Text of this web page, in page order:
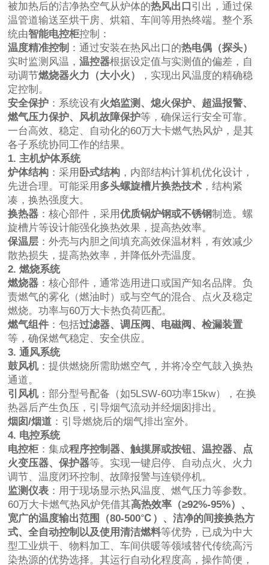
被加热后的洁净热空气从炉体的热风出口 引出，通过保
温管道输送至烘干房、烘箱、车间等用热终端。整个系
统由智能电控柜控制：
温度精准控制 ：通过安装在热风出口的热电偶（探头）
实时监测风温，温控器根据设定值与实测值的偏差，自
动调节燃烧器火力（大小火）
，实现出风温度的精确稳
定控制。
安全保护 ：系统设有火焰监测、熄火保护、超温报警、
燃气压力保护、风机故障保护等，确保运行安全可靠。
一台高效、稳定、自动化的60万大卡燃气热风炉，是其
各子系统协同工作的结果。
1. 主机炉体系统
炉体结构 ：采用 卧式结构 ，内部结构计算机优化设计，
先进合理。可能采用 多头螺旋槽片换热技术 ，结构紧
凑，换热强度大。
换热器 ：核心部件，采用优质锅炉钢或不锈钢制造。螺
旋槽片等设计能强化换热效果，提高热效率。
保温层 ：外壳与内胆之间填充高效保温材料，有效减少
散热损失，提高热效率，并降低外壳温度。
2. 燃烧系统
燃烧器 ：核心部件，通常选用进口或国产知名品牌。负
责燃气的雾化（燃油时）或与空气的混合、点火及稳定
燃烧。功率与60万大卡热负荷匹配。
燃气组件 ：包括过滤器、调压阀、电磁阀、检漏装置
等，确保燃气稳定、安全供应。
3. 通风系统
鼓风机：提供燃烧所需助燃空气，并将冷空气鼓入换热
通道。
引风机：部分型号配备（如5LSW-60功率15kw），在换
热器后产生负压，引导烟气流动并经烟囱排出。
烟囱/烟道 ：引导燃烧后的烟气排出室外。
4. 电控系统
电控柜 ：集成程序控制器、触摸屏或按钮、温控器、点
火变压器、保护器等。实现一键启停、自动点火、火力
调节、温度闭环控制、故障报警与连锁停机。
监测仪表 ：用于现场显示热风温度、燃气压力等参数。
60万大卡燃气热风炉凭借其高热效率（≥92%-95%）、
宽广的温度输出范围（80-500℃）、洁净的间接换热方
式、全自动控制以及使用清洁燃料等优势，已成为中大
型工业烘干、物料加工、车间供暖等领域替代传统高污
染热源的优势选择。其运行自动化程度高，操作简便，